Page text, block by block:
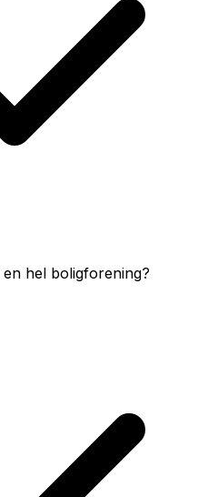
hel boligforening?